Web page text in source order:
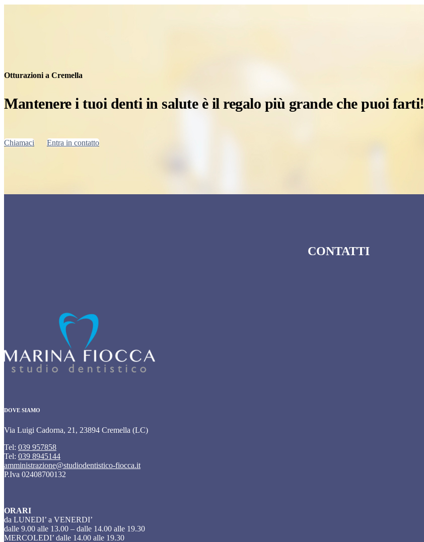
Otturazioni a Cremella
Mantenere i tuoi denti in salute è il regalo più grande che puoi farti!
Chiamaci Entra in contatto
CONTATTI
DOVE SIAMO
Via Luigi Cadorna, 21, 23894 Cremella (LC)
Tel: 039 957858
Tel: 039 8945144
amministrazione@studiodentistico-fiocca.it
P.Iva 02408700132
ORARI
da LUNEDI’ a VENERDI’
dalle 9.00 alle 13.00 – dalle 14.00 alle 19.30
MERCOLEDI’ dalle 14.00 alle 19.30